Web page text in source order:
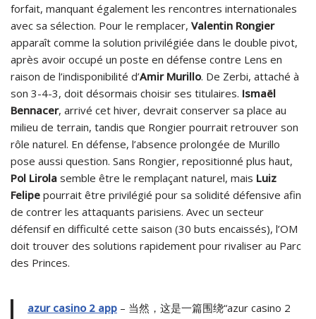
forfait, manquant également les rencontres internationales
avec sa sélection. Pour le remplacer, Valentin Rongier
apparaît comme la solution privilégiée dans le double pivot,
après avoir occupé un poste en défense contre Lens en
raison de l’indisponibilité d’Amir Murillo. De Zerbi, attaché à
son 3-4-3, doit désormais choisir ses titulaires. Ismaël
Bennacer, arrivé cet hiver, devrait conserver sa place au
milieu de terrain, tandis que Rongier pourrait retrouver son
rôle naturel. En défense, l’absence prolongée de Murillo
pose aussi question. Sans Rongier, repositionné plus haut,
Pol Lirola semble être le remplaçant naturel, mais Luiz
Felipe pourrait être privilégié pour sa solidité défensive afin
de contrer les attaquants parisiens. Avec un secteur
défensif en difficulté cette saison (30 buts encaissés), l’OM
doit trouver des solutions rapidement pour rivaliser au Parc
des Princes.
azur casino 2 app – 当然，这是一篇围绕“azur casino 2